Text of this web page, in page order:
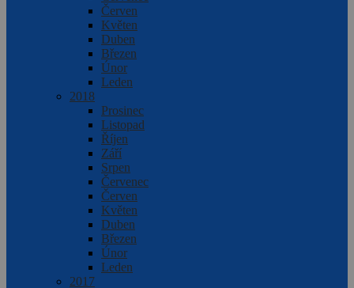
Červen
Květen
Duben
Březen
Únor
Leden
2018
Prosinec
Listopad
Říjen
Září
Srpen
Červenec
Červen
Květen
Duben
Březen
Únor
Leden
2017